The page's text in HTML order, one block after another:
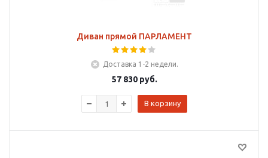
Диван прямой ПАРЛАМЕНТ
Доставка 1-2 недели.
57 830руб.
В корзину